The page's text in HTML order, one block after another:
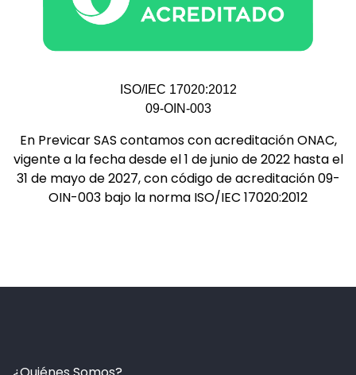
ISO/IEC 17020:2012
09-OIN-003
En Previcar SAS contamos con acreditación ONAC,
vigente a la fecha desde el 1 de junio de 2022 hasta el
31 de mayo de 2027, con código de acreditación 09-
OIN-003 bajo la norma ISO/IEC 17020:2012